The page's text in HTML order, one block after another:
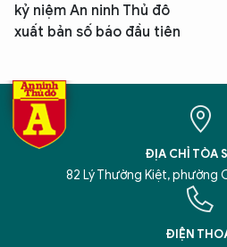
kỷ niệm An ninh Thủ đô
xuất bản số báo đầu tiên
ĐỊA CHỈ TÒA
82 Lý Thường Kiệt, phường
ĐIỆN